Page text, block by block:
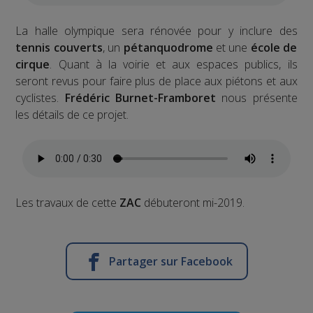
La halle olympique sera rénovée pour y inclure des
tennis couverts, un pétanquodrome et une école de
cirque. Quant à la voirie et aux espaces publics, ils
seront revus pour faire plus de place aux piétons et aux
cyclistes. Frédéric Burnet-Framboret nous présente
les détails de ce projet.
Les travaux de cette ZAC débuteront mi-2019.
Partager sur Facebook